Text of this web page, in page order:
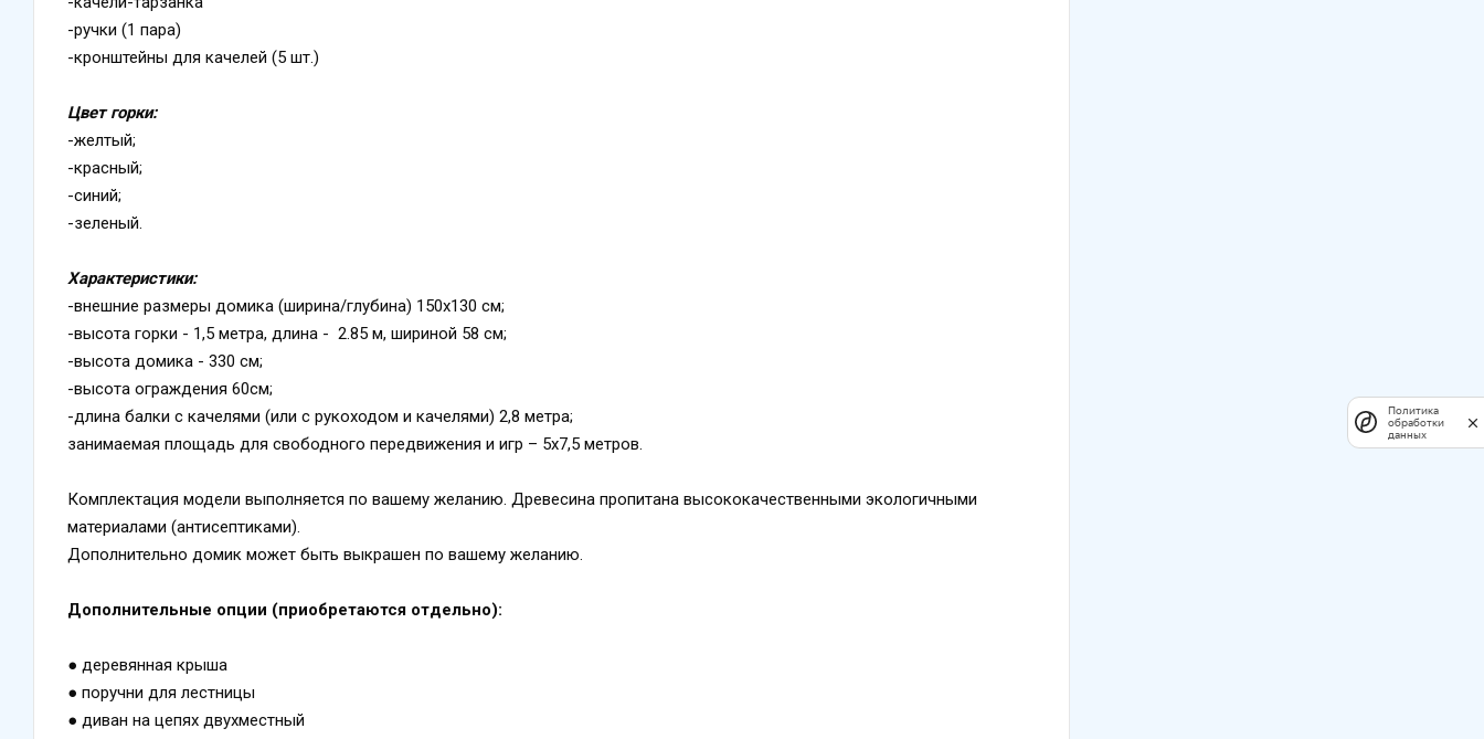
-ручки (1 пара)
-кронштейны для качелей (5 шт.)
Цвет горки:
-желтый;
-красный;
-синий;
-зеленый.
Характеристики:
-внешние размеры домика (ширина/глубина) 150х130 см;
-высота горки - 1,5 метра, длина - 2.85 м, шириной 58 см;
-высота домика - 330 см;
-высота ограждения 60см;
-длина балки с качелями (или с рукоходом и качелями) 2,8 метра;
занимаемая площадь для свободного передвижения и игр – 5х7,5 метров.
Комплектация модели выполняется по вашему желанию. Древесина пропитана высококачественными экологичными
материалами (антисептиками).
Дополнительно домик может быть выкрашен по вашему желанию.
Дополнительные опции (приобретаются отдельно):
● деревянная крыша
● поручни для лестницы
● диван на цепях двухместный
Политика
обработки
данных